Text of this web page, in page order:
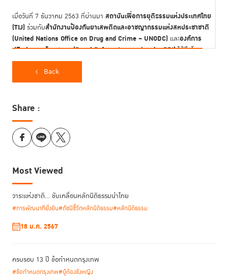
เมื่อวันที่ 7 ธันวาคม 2563 ที่ผ่านมา สถาบันเพื่อการยุติธรรมแห่งประเทศไทย
(TIJ) ร่วมกับสำนักงานป้องกันยาเสพติดและอาชญากรรมแห่งสหประชาชาติ
(United Nations Office on Drug and Crime – UNODC) และองค์การ
ปฏิรูปการลงโทษสากล (Penal Reform International – PRI)ได้ถือโอกาส
ในเดือนครบรอบ 10 ปี ข้อกำหนดกรุงเทพ จัดงานประชุมระดับสูงผ่านช่องทาง
ออนไลน์ ในหัวข้อ“10 ปี ข้อกำหนดกรุงเทพ : มุมมองระหว่างประเทศ และ
ทิศทางในอนาคต”เพื่อแลกเปลี่ยนความคิดเห็นกันถึงอดีตและอนาคตของข้อ
“ในอนาคต เราจำเป็นต้องจัดหาพื้นที่ที่จะช่วยให้ผู้หญิงได้เล่า
Back
Share :
Most Viewed
วาระแห่งชาติ… ขับเคลื่อนหลักนิติธรรมนำไทย
#การพัฒนาที่ยั่งยืน#ดัชนีชี้วัดหลักนิติธรรม#หลักนิติธรรม
18 ม.ค. 2567
ครบรอบ 13 ปี ข้อกำหนดกรุงเทพ
#ข้อกำหนดกรุงเทพ#ผู้ต้องขังหญิง